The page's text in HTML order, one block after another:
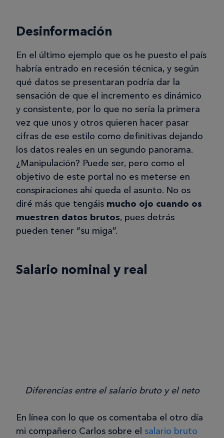
Desinformación
En el último ejemplo que os he puesto el país
habría entrado en recesión técnica, y según
qué datos se presentaran podría dar la
sensación de que el incremento es dinámico
y consistente, por lo que no sería la primera
vez que unos y otros quieren hacer pasar
cifras de ese estilo como definitivas dejando
los datos reales en un segundo panorama.
¿Manipulación? Puede ser, pero como el
objetivo de este portal no es meterse en
conspiraciones ahí queda el asunto. No os
diré más que tengáis mucho ojo cuando os
muestren datos brutos, pues detrás
pueden tener “su miga”.
Salario nominal y real
Diferencias entre el salario bruto y el neto
En línea con lo que os comentaba el otro día
mi compañero Carlos sobre el salario bruto